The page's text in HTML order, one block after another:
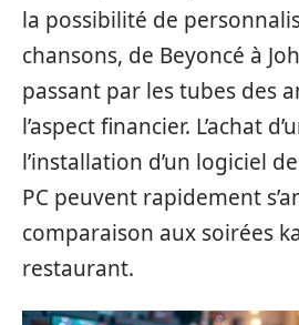
la possibilité de
chansons, de Beyoncé à
passant par les tubes des
l’aspect financier. L’achat
l’installation d’un logiciel
PC peuvent rapidement
comparaison aux soirées
restaurant.